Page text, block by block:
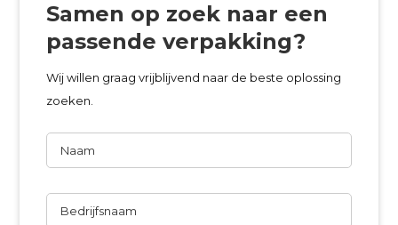
Samen op zoek naar een
passende verpakking?
Wij willen graag vrijblijvend naar de beste oplossing
zoeken.
Naam
Bedrijfsnaam